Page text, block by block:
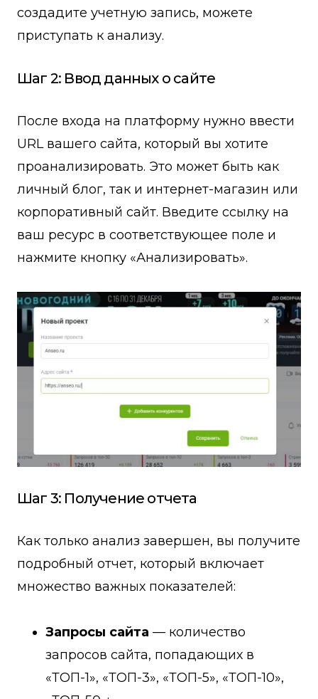
создадите учетную запись, можете
приступать к анализу.
Шаг 2: Ввод данных о сайте
После входа на платформу нужно ввести
URL вашего сайта, который вы хотите
проанализировать. Это может быть как
личный блог, так и интернет-магазин или
корпоративный сайт. Введите ссылку на
ваш ресурс в соответствующее поле и
нажмите кнопку «Анализировать».
Шаг 3: Получение отчета
Как только анализ завершен, вы получите
подробный отчет, который включает
множество важных показателей:
Запросы сайта — количество
запросов сайта, попадающих в
«ТОП-1», «ТОП-3», «ТОП-5», «ТОП-10»,